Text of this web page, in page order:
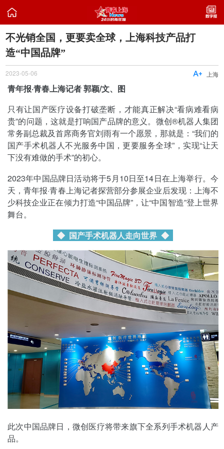

不光销全国，更要卖全球，上海科技产品打
造“中国品牌”
2023-05-06 上海

青年报·青春上海记者 郭颖/文、图
只有让国产医疗设备打破垄断，才能真正解决“看病难看病
贵”的问题，这就是打响国产品牌的意义。微创®机器人集团
常务副总裁及首席商务官刘雨有一个愿景，那就是：“我们的
国产手术机器人不光服务中国，更要服务全球”，实现“让天
下没有难做的手术”的初心。
2023年中国品牌日活动将于5月10日至14日在上海举行。今
天，青年报·青春上海记者探营部分参展企业后发现：上海不
少科技企业正在倾力打造“中国品牌”，让“中国智造”登上世界
舞台。
◆ 国产手术机器人走向世界 ◆
此次中国品牌日，微创医疗将带来旗下全系列手术机器人产
品。